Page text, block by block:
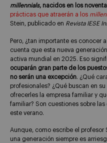
millennials, nacidos en los noventa
prácticas que atraerán a los
Stein, publicado en Revista IESE
Pero, ¿tan importante es conocer
cuenta que esta nueva
activa mundial en 2025. Eso
ocuparán gran parte de los
no serán una excepción. ¿Qué
profesionales? ¿Qué buscan en
ofrecerles la empresa familiar y
familiar? Son cuestiones sobre
este verano.
Aunque, como escribe el
una generación siempre es